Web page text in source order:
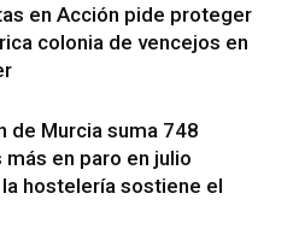
en Acción pide proteger
colonia de vencejos en
de Murcia suma 748
más en paro en julio
hostelería sostiene el